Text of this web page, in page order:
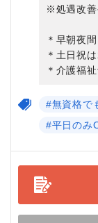
※処遇改善
＊早朝夜
＊土日祝
＊介護福
#無資格で
#平日のみ